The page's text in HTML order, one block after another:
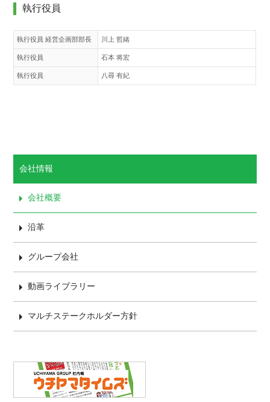
会社情報
会社概要
沿革
グループ会社
動画ライブラリー
マルチステークホルダー方針
執行役員
執行役員 経営企画部部長 川上 哲緒
執行役員 石本 将宏
執行役員 八尋 有紀